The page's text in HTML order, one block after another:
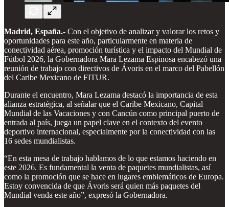
Madrid, España.- Con el objetivo de analizar y valorar los retos y
oportunidades para este año, particularmente en materia de
conectividad aérea, promoción turística y el impacto del Mundial de
Fútbol 2026, la Gobernadora Mara Lezama Espinosa encabezó una
reunión de trabajo con directivos de Ávoris en el marco del Pabellón
del Caribe Mexicano de FITUR.
Durante el encuentro, Mara Lezama destacó la importancia de esta
alianza estratégica, al señalar que el Caribe Mexicano, Capital
Mundial de las Vacaciones y con Cancún como principal puerto de
entrada al país, juega un papel clave en el contexto del evento
deportivo internacional, especialmente por la conectividad con las
16 sedes mundialistas.
“En esta mesa de trabajo hablamos de lo que estamos haciendo en
este 2026. Es fundamental la venta de paquetes mundialistas, así
como la promoción que se hace en lugares emblemáticos de Europa.
Estoy convencida de que Ávoris será quien más paquetes del
Mundial venda este año”, expresó la Gobernadora.